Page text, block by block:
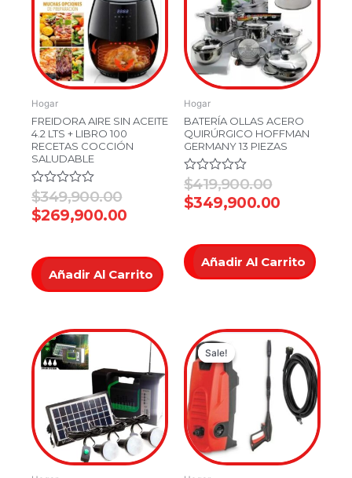
Hogar
FREIDORA AIRE SIN ACEITE
4.2 LTS + LIBRO 100
RECETAS COCCIÓN
SALUDABLE
Valorado
en
0
$349,900.00
$349,900.00.
$269,900.00
$269,900.00.
Añadir Al Carrito
Hogar
BATERÍA OLLAS ACERO
QUIRÚRGICO HOFFMAN
GERMANY 13 PIEZAS
Valorado
en
0
$419,900.00
$349,900.00
Añadir Al Carrito
Sale!
Sale!
Original
price
was:
Current
price
is: